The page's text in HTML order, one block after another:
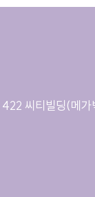
422 씨티빌딩(메